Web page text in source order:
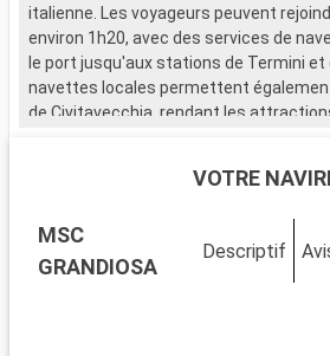
italienne. Les voyageurs peuvent
environ 1h20, avec des services de
le port jusqu'aux stations de Termini et
navettes locales permettent
de Civitavecchia, rendant les
Civitavecchia, une ville portuaire
plusieurs sites d'intérêt près du port.
Michelangelo, un bastion de la
VOTRE
MSC
GRANDIOSA
Descriptif